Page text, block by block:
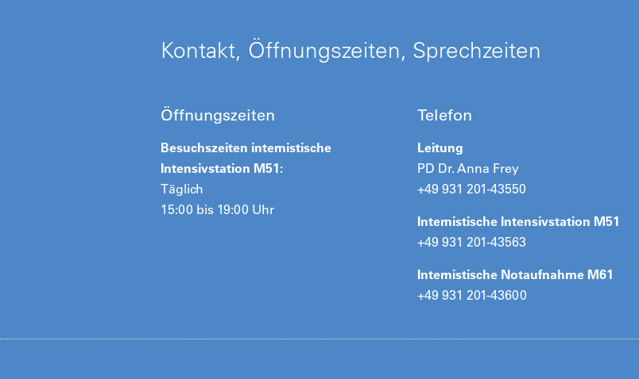
Kontakt, Öffnungszeiten, Sprechzeiten
Öffnungszeiten
Besuchszeiten internistische
Intensivstation M51:
Täglich
15:00 bis 19:00 Uhr
Telefon
Leitung
PD Dr. Anna Frey
+49 931 201-43550
Internistische Intensivstation M51
+49 931 201-43563
Internistische Notaufnahme M61
+49 931 201-43600